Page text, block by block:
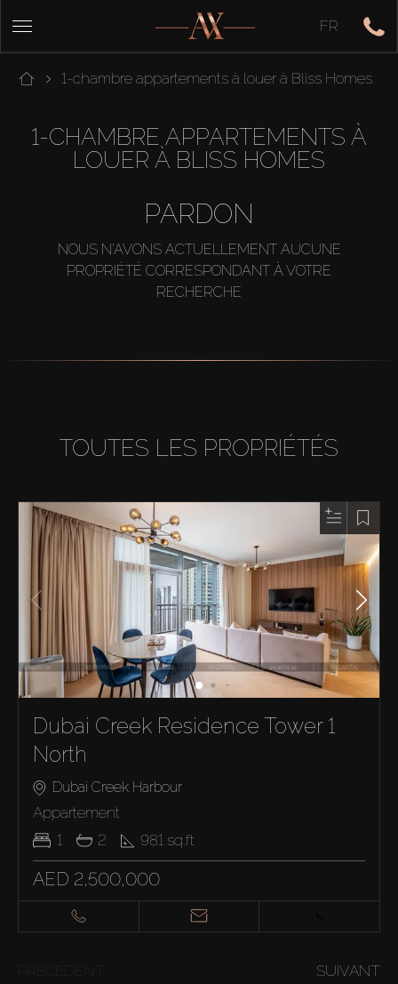
FR
1-chambre appartements à louer à Bliss Homes
1-CHAMBRE APPARTEMENTS À
LOUER À BLISS HOMES
PARDON
NOUS N'AVONS ACTUELLEMENT AUCUNE
PROPRIÉTÉ CORRESPONDANT À VOTRE
RECHERCHE
TOUTES LES PROPRIÉTÉS
Dubai Creek Residence Tower 1
North
Dubai Creek Harbour
Appartement
1
2 981 sq.ft
AED 2,500,000
SUIVANT